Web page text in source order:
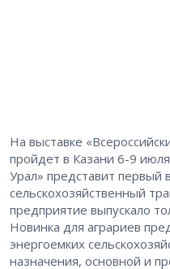
На выставке
пройдет в Казани 6-9
Урал» представит первый
сельскохозяйственный
предприятие выпускало
Новинка для аграриев
энергоемких
назначения, основной и